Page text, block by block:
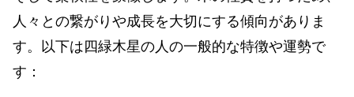
人々との繋がりや成長を大切にする傾向がありま
す。以下は四緑木星の人の一般的な特徴や運勢で
す：